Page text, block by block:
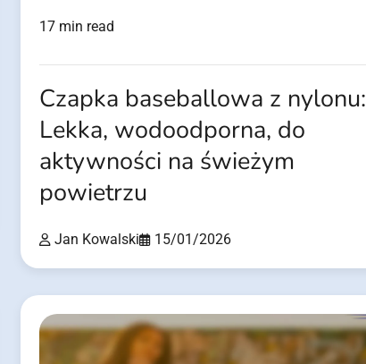
17 min read
Czapka baseballowa z nylonu:
Lekka, wodoodporna, do
aktywności na świeżym
powietrzu
Jan Kowalski 15/01/2026